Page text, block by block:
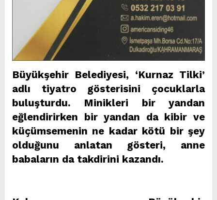
Büyükşehir Belediyesi, ‘Kurnaz Tilki’
adlı tiyatro gösterisini çocuklarla
buluşturdu. Minikleri bir yandan
eğlendirirken bir yandan da kibir ve
küçümsemenin ne kadar kötü bir şey
olduğunu anlatan gösteri, anne
babaların da takdirini kazandı.